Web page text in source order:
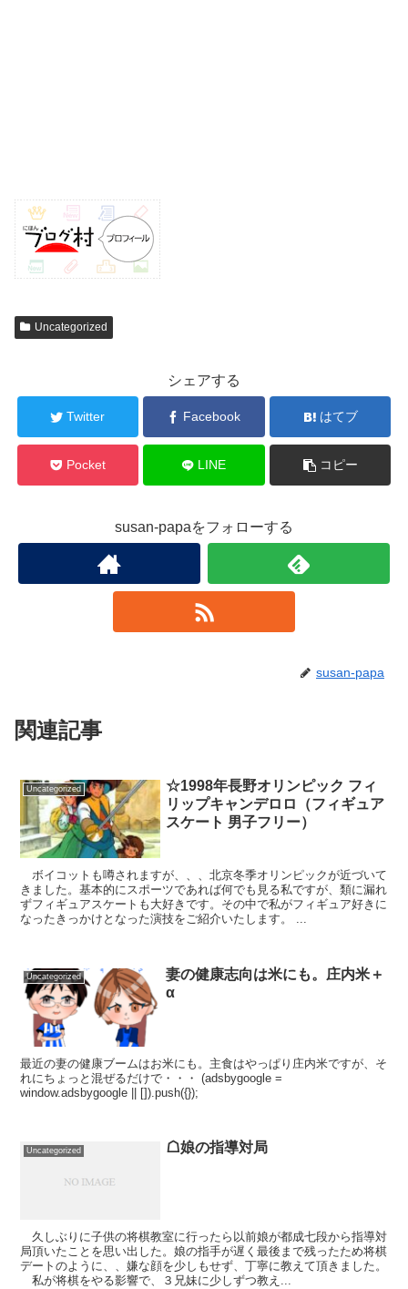
Uncategorized
シェアする
Twitter Facebook はてブ
Pocket LINE コピー
susan-papaをフォローする
susan-papa
関連記事
Uncategorized
☆1998年長野オリンピック フィ
リップキャンデロロ（フィギュア
スケート 男子フリー）
ボイコットも噂されますが、、、北京冬季オリンピックが近づいて
きました。基本的にスポーツであれば何でも見る私ですが、類に漏れ
ずフィギュアスケートも大好きです。その中で私がフィギュア好きに
なったきっかけとなった演技をご紹介いたします。 ...
Uncategorized
妻の健康志向は米にも。庄内米＋
α
最近の妻の健康ブームはお米にも。主食はやっぱり庄内米ですが、そ
れにちょっと混ぜるだけで・・・ (adsbygoogle =
window.adsbygoogle || []).push({});
Uncategorized ☖娘の指導対局
久しぶりに子供の将棋教室に行ったら以前娘が都成七段から指導対
局頂いたことを思い出した。娘の指手が遅く最後まで残ったため将棋
デートのように、、嫌な顔を少しもせず、丁寧に教えて頂きました。
私が将棋をやる影響で、３兄妹に少しずつ教え...